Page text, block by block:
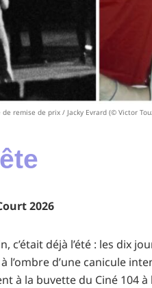
remise de prix / Jacky Evrard (© Victor
2026
c’était déjà l’été : les dix
l’ombre d’une canicule
à la buvette du Ciné 104 à